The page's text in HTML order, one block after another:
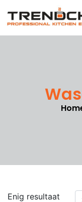
Enig resultaat